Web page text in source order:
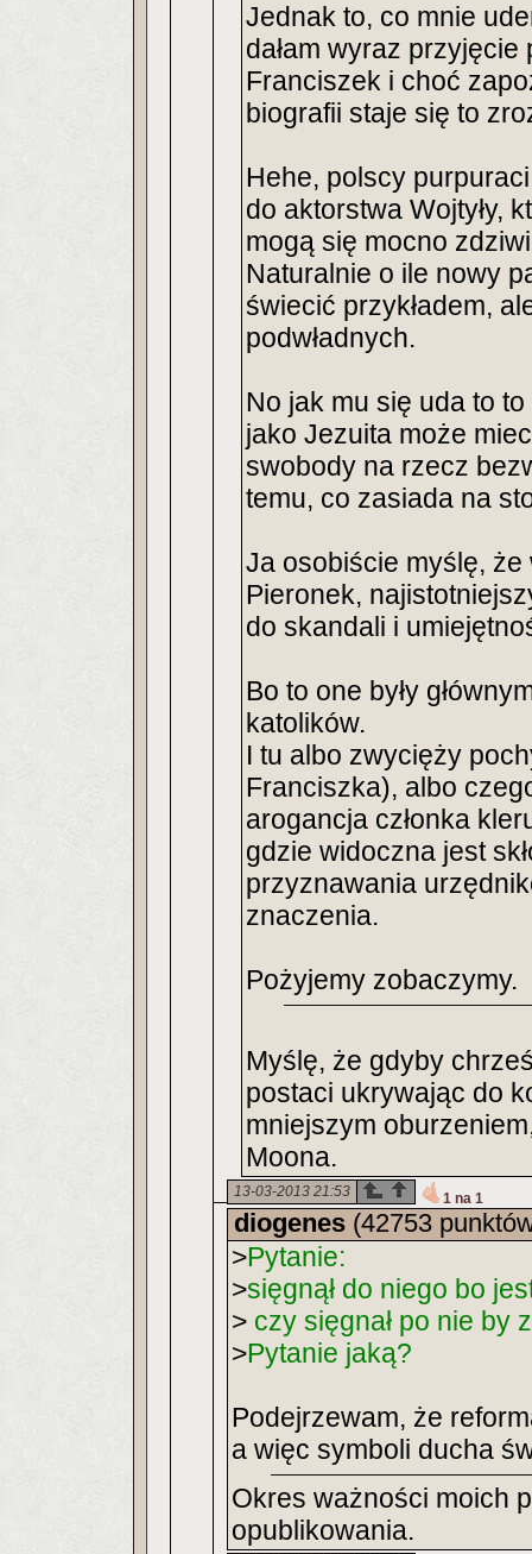
Jednak to, co mnie
dałam wyraz
Franciszek i choć
biografii staje się to
Hehe, polscy
do aktorstwa Wojtyły,
mogą się mocno
Naturalnie o ile nowy
świecić przykładem,
podwładnych.
No jak mu się uda to
jako Jezuita może
swobody na rzecz
temu, co zasiada na
Ja osobiście myślę,
Pieronek,
do skandali i
Bo to one były
katolików.
I tu albo zwycięży
Franciszka), albo
arogancja członka
gdzie widoczna jest
przyznawania
znaczenia.
Pożyjemy zobaczymy.
Myślę, że gdyby
postaci ukrywając do
mniejszym
Moona.
13-03-2013 21:53 1 na 1
diogenes (42753
>Pytanie:
>sięgnął do niego bo
> czy sięgnał po nie by
>Pytanie jaką?
Podejrzewam, że
a więc symboli ducha
Okres ważności moich
opublikowania.